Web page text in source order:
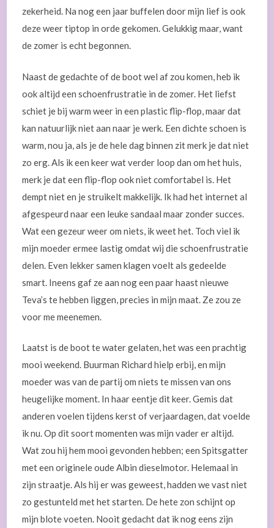
zekerheid. Na nog een jaar buffelen door mijn lief is ook
deze weer tiptop in orde gekomen. Gelukkig maar, want
de zomer is echt begonnen.
Naast de gedachte of de boot wel af zou komen, heb ik
ook altijd een schoenfrustratie in de zomer. Het liefst
schiet je bij warm weer in een plastic flip-flop, maar dat
kan natuurlijk niet aan naar je werk. Een dichte schoen is
warm, nou ja, als je de hele dag binnen zit merk je dat niet
zo erg. Als ik een keer wat verder loop dan om het huis,
merk je dat een flip-flop ook niet comfortabel is. Het
dempt niet en je struikelt makkelijk. Ik had het internet al
afgespeurd naar een leuke sandaal maar zonder succes.
Wat een gezeur weer om niets, ik weet het. Toch viel ik
mijn moeder ermee lastig omdat wij die schoenfrustratie
delen. Even lekker samen klagen voelt als gedeelde
smart. Ineens gaf ze aan nog een paar haast nieuwe
Teva’s te hebben liggen, precies in mijn maat. Ze zou ze
voor me meenemen.
Laatst is de boot te water gelaten, het was een prachtig
mooi weekend. Buurman Richard hielp erbij, en mijn
moeder was van de partij om niets te missen van ons
heugelijke moment. In haar eentje dit keer. Gemis dat
anderen voelen tijdens kerst of verjaardagen, dat voelde
ik nu. Op dit soort momenten was mijn vader er altijd.
Wat zou hij hem mooi gevonden hebben; een Spitsgatter
met een originele oude Albin dieselmotor. Helemaal in
zijn straatje. Als hij er was geweest, hadden we vast niet
zo gestunteld met het starten. De hete zon schijnt op
mijn blote voeten. Nooit gedacht dat ik nog eens zijn